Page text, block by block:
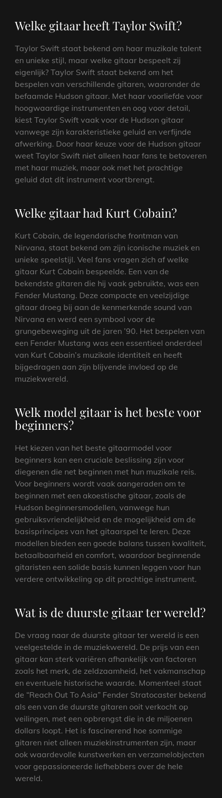
Welke gitaar heeft Taylor Swift?
Taylor Swift staat bekend om haar muzikale talent
en unieke stijl, maar welke gitaar bespeelt zij
eigenlijk? Taylor Swift staat bekend om het
bespelen van verschillende gitaren, waaronder de
befaamde Hudson gitaar. Met haar voorliefde voor
hoogwaardige instrumenten en oog voor detail,
kiest Taylor Swift vaak voor de Hudson gitaar
vanwege zijn karakteristieke geluid en verfijnde
afwerking. Door haar keuze voor de Hudson gitaar
weet Taylor Swift niet alleen haar fans te betoveren
met haar muziek, maar ook met het prachtige
geluid dat dit instrument voortbrengt.
Welke gitaar had Kurt Cobain?
Kurt Cobain, de legendarische frontman van
Nirvana, staat bekend om zijn iconische muziek en
unieke speelstijl. Veel fans vragen zich af welke
gitaar Kurt Cobain bespeelde. Een van de
bekendste gitaren die hij vaak gebruikte, was een
Fender Mustang. Deze compacte en veelzijdige
gitaar droeg bij aan de kenmerkende sound van
Nirvana en werd een symbool voor de
grungebeweging uit de jaren ’90. Het bespelen van
een Fender Mustang was een essentieel onderdeel
van Kurt Cobain’s muzikale identiteit en heeft
bijgedragen aan zijn blijvende invloed op de
muziekwereld.
Welk model gitaar is het beste voor
beginners?
Het kiezen van het beste gitaarmodel voor
beginners kan een cruciale beslissing zijn voor
diegenen die net beginnen met hun muzikale reis.
Voor beginners wordt vaak aangeraden om te
beginnen met een akoestische gitaar, zoals de
Hudson beginnersmodellen, vanwege hun
gebruiksvriendelijkheid en de mogelijkheid om de
basisprincipes van het gitaarspel te leren. Deze
modellen bieden een goede balans tussen kwaliteit,
betaalbaarheid en comfort, waardoor beginnende
gitaristen een solide basis kunnen leggen voor hun
verdere ontwikkeling op dit prachtige instrument.
Wat is de duurste gitaar ter wereld?
De vraag naar de duurste gitaar ter wereld is een
veelgestelde in de muziekwereld. De prijs van een
gitaar kan sterk variëren afhankelijk van factoren
zoals het merk, de zeldzaamheid, het vakmanschap
en eventuele historische waarde. Momenteel staat
de “Reach Out To Asia” Fender Stratocaster bekend
als een van de duurste gitaren ooit verkocht op
veilingen, met een opbrengst die in de miljoenen
dollars loopt. Het is fascinerend hoe sommige
gitaren niet alleen muziekinstrumenten zijn, maar
ook waardevolle kunstwerken en verzamelobjecten
voor gepassioneerde liefhebbers over de hele
wereld.